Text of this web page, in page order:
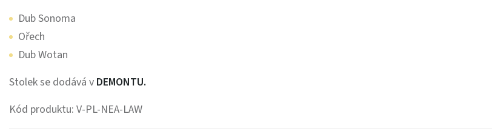
Dub Sonoma
Ořech
Dub Wotan
Stolek se dodává v DEMONTU.
Kód produktu: V-PL-NEA-LAW